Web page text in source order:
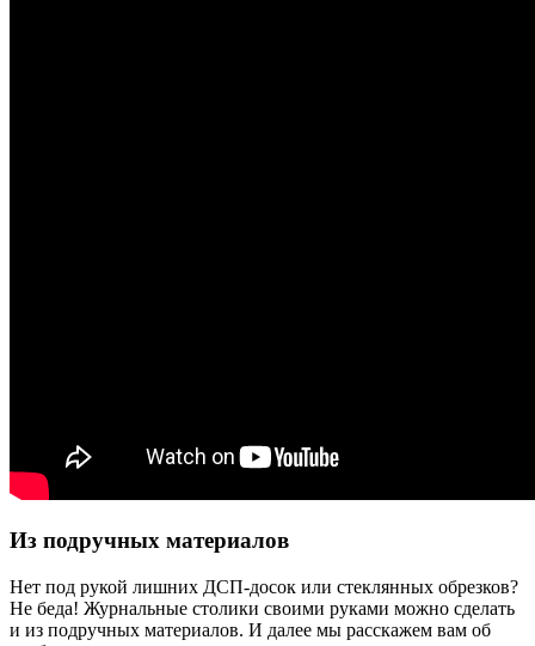
Из подручных материалов
Нет под рукой лишних ДСП-досок или стеклянных обрезков?
Не беда! Журнальные столики своими руками можно сделать
и из подручных материалов. И далее мы расскажем вам об